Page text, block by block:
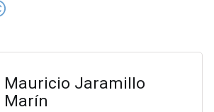
Mauricio Jaramillo
Marín